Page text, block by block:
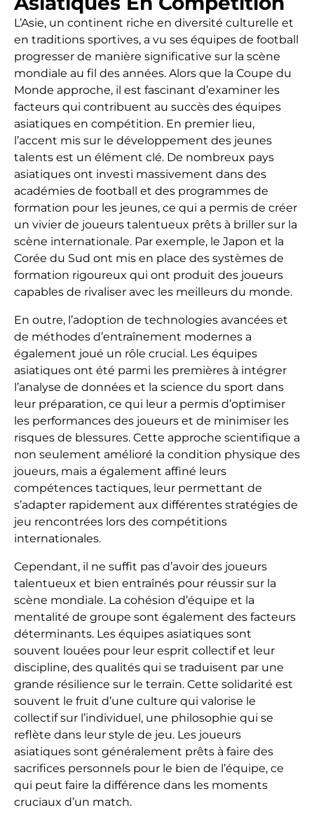
L’Asie, un continent riche en diversité culturelle et
en traditions sportives, a vu ses équipes de football
progresser de manière significative sur la scène
mondiale au fil des années. Alors que la Coupe du
Monde approche, il est fascinant d’examiner les
facteurs qui contribuent au succès des équipes
asiatiques en compétition. En premier lieu,
l’accent mis sur le développement des jeunes
talents est un élément clé. De nombreux pays
asiatiques ont investi massivement dans des
académies de football et des programmes de
formation pour les jeunes, ce qui a permis de créer
un vivier de joueurs talentueux prêts à briller sur la
scène internationale. Par exemple, le Japon et la
Corée du Sud ont mis en place des systèmes de
formation rigoureux qui ont produit des joueurs
capables de rivaliser avec les meilleurs du monde.
En outre, l’adoption de technologies avancées et
de méthodes d’entraînement modernes a
également joué un rôle crucial. Les équipes
asiatiques ont été parmi les premières à intégrer
l’analyse de données et la science du sport dans
leur préparation, ce qui leur a permis d’optimiser
les performances des joueurs et de minimiser les
risques de blessures. Cette approche scientifique a
non seulement amélioré la condition physique des
joueurs, mais a également affiné leurs
compétences tactiques, leur permettant de
s’adapter rapidement aux différentes stratégies de
jeu rencontrées lors des compétitions
internationales.
Cependant, il ne suffit pas d’avoir des joueurs
talentueux et bien entraînés pour réussir sur la
scène mondiale. La cohésion d’équipe et la
mentalité de groupe sont également des facteurs
déterminants. Les équipes asiatiques sont
souvent louées pour leur esprit collectif et leur
discipline, des qualités qui se traduisent par une
grande résilience sur le terrain. Cette solidarité est
souvent le fruit d’une culture qui valorise le
collectif sur l’individuel, une philosophie qui se
reflète dans leur style de jeu. Les joueurs
asiatiques sont généralement prêts à faire des
sacrifices personnels pour le bien de l’équipe, ce
qui peut faire la différence dans les moments
cruciaux d’un match.